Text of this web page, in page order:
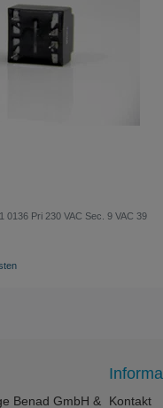
0136 Pri 230 VAC Sec. 9 VAC 39
Benad GmbH & Kontakt